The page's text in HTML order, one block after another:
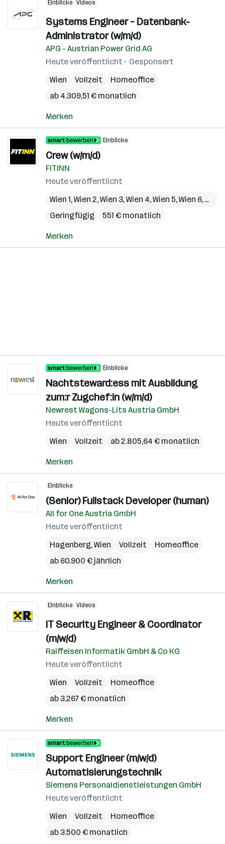
Einblicke Videos
Systems Engineer – Datenbank-
Administrator (w/m/d)
APG - Austrian Power Grid AG
Heute veröffentlicht
Gesponsert
Wien
Vollzeit
Homeoffice
ab 4.309,51 € monatlich
Merken
Einblicke
Crew (w/m/d)
FITINN
Heute veröffentlicht
Wien 1,Wien 2,Wien 3,Wien 4,Wien 5,Wien 6, Wien
Geringfügig
551 € monatlich
Merken
Einblicke
Nachtsteward:ess mit Ausbildung
zum:r Zugchef:in (w/m/d)
Newrest Wagons-Lits Austria GmbH
Heute veröffentlicht
Wien
Vollzeit ab 2.805,64 € monatlich
Merken
Einblicke
(Senior) Fullstack Developer (human)
All for One Austria GmbH
Heute veröffentlicht
Hagenberg,Wien Vollzeit
Homeoffice
ab 60.900 € jährlich
Merken
Einblicke Videos
IT Security Engineer & Coordinator
(m/w/d)
Raiffeisen Informatik GmbH & Co KG
Heute veröffentlicht
Wien
Vollzeit
Homeoffice
ab 3.267 € monatlich
Merken
Support Engineer (m/w/d)
Automatisierungstechnik
Siemens Personaldienstleistungen GmbH
Heute veröffentlicht
Wien
Vollzeit
Homeoffice
ab 3.500 € monatlich